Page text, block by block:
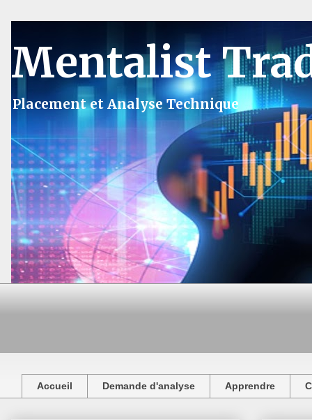
Mentalist
Placement et Analyse Technique
Accueil Demande d'analyse Apprendre